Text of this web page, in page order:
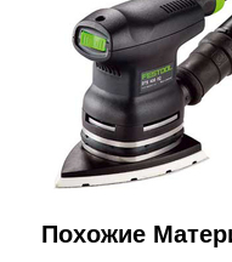
Похожие